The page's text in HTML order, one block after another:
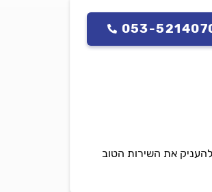
053-
להעניק את השירות הטוב